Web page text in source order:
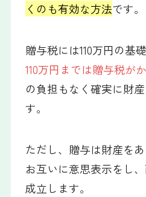
くのも有効な方法です。
贈与税には110万円の基
110万円までは贈与税が
の負担もなく確実に財
す。
ただし、贈与は財産を
お互いに意思表示をし
成立します。